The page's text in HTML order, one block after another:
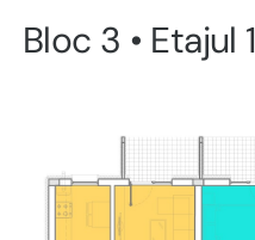
Bloc 3 • Etajul 1